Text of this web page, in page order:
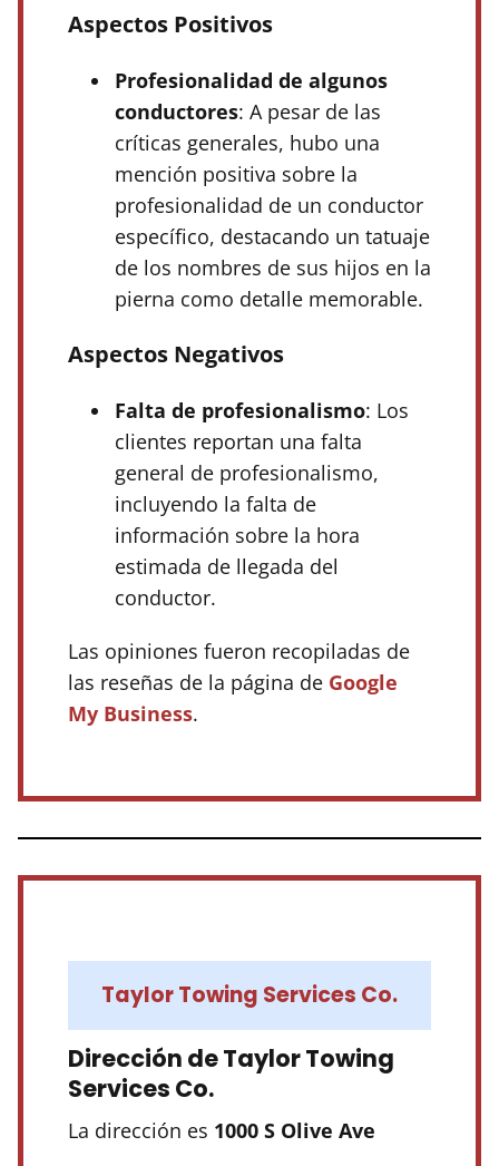
Aspectos Positivos
Profesionalidad de algunos
conductores: A pesar de las
críticas generales, hubo una
mención positiva sobre la
profesionalidad de un conductor
específico, destacando un tatuaje
de los nombres de sus hijos en la
pierna como detalle memorable.
Aspectos Negativos
Falta de profesionalismo: Los
clientes reportan una falta
general de profesionalismo,
incluyendo la falta de
información sobre la hora
estimada de llegada del
conductor.
Las opiniones fueron recopiladas de
las reseñas de la página de Google
My Business.
Taylor Towing Services Co.
Dirección de Taylor Towing
Services Co.
La dirección es 1000 S Olive Ave